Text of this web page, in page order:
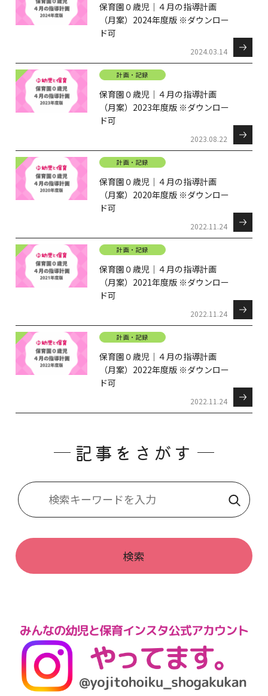
保育園０歳児｜４月の指導計画
（月案）2024年度版 ※ダウンロー
ド可
2024.03.14
計画・記録
保育園０歳児｜４月の指導計画
（月案）2023年度版 ※ダウンロー
ド可
2023.08.22
計画・記録
保育園０歳児｜４月の指導計画
（月案）2020年度版 ※ダウンロー
ド可
2022.11.24
計画・記録
保育園０歳児｜４月の指導計画
（月案）2021年度版 ※ダウンロー
ド可
2022.11.24
計画・記録
保育園０歳児｜４月の指導計画
（月案）2022年度版 ※ダウンロー
ド可
2022.11.24
記事をさがす